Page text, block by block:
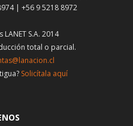
| +56 9 5218 8972
S.A. 2014
total o parcial.
Solicítala aquí